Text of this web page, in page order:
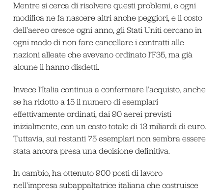
Mentre si cerca di risolvere questi problemi, e ogni
modifica ne fa nascere altri anche peggiori, e il costo
dell’aereo cresce ogni anno, gli Stati Uniti cercano in
ogni modo di non fare cancellare i contratti alle
nazioni alleate che avevano ordinato l’F35, ma già
alcune li hanno disdetti.
Invece l’Italia continua a confermare l’acquisto, anche
se ha ridotto a 15 il numero di esemplari
effettivamente ordinati, dai 90 aerei previsti
inizialmente, con un costo totale di 13 miliardi di euro.
Tuttavia, sui restanti 75 esemplari non sembra essere
stata ancora presa una decisione definitiva.
In cambio, ha ottenuto 900 posti di lavoro
nell’impresa subappaltatrice italiana che costruisce